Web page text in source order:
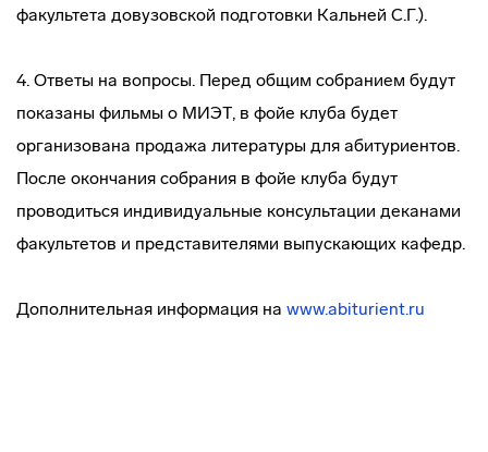
факультета довузовской подготовки Кальней С.Г.).
4. Ответы на вопросы. Перед общим собранием будут
показаны фильмы о МИЭТ, в фойе клуба будет
организована продажа литературы для абитуриентов.
После окончания собрания в фойе клуба будут
проводиться индивидуальные консультации деканами
факультетов и представителями выпускающих кафедр.
Дополнительная информация на www.abiturient.ru